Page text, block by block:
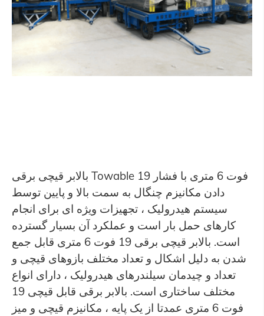
بالابر قیچی برقی Towable 19 فوت 6 متری با فشار
دادن مکانیزم چنگال به سمت بالا و پایین توسط
سیستم هیدرولیک ، تجهیزات ویژه ای برای انجام
کارهای حمل بار است و عملکرد آن بسیار گسترده
است. بالابر قیچی برقی 19 فوت 6 متری قابل جمع
شدن به دلیل اشکال و تعداد مختلف بازوهای قیچی و
تعداد و چیدمان سیلندرهای هیدرولیک ، دارای انواع
مختلف ساختاری است. بالابر برقی قابل قیچی 19
فوت 6 متری عمدتا از یک پایه ، مکانیزم قیچی و میز